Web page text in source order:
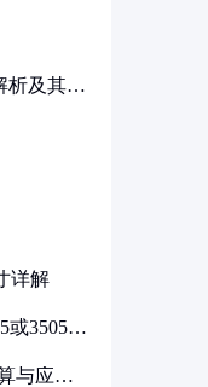
析及其在
详解
或3505代
与应用